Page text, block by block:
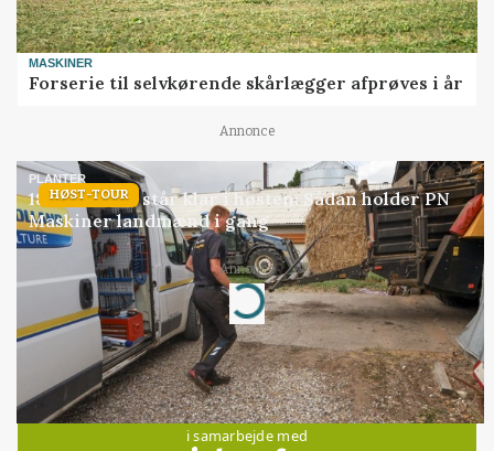
MASKINER
Forserie til selvkørende skårlægger afprøves i år
Annonce
HØST-TOUR
PLANTER
18 montører står klar i høsten: Sådan holder PN
Maskiner landmænd i gang
Annonce
Loading...
Jobs
i samarbejde med